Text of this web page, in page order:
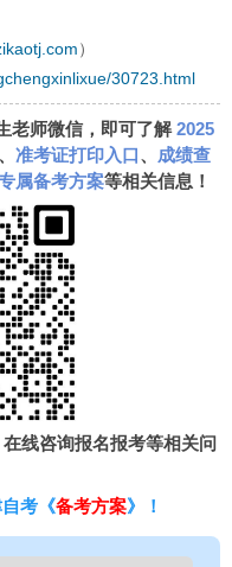
）
30723.html
老师微信，即可了解2025
、 准考证打印入口、 成绩查
属备考方案等相关信息！
线咨询报名报考等相关问
考《备考方案》！